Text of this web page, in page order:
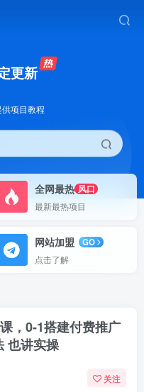
更新
项目教程
全网最热 风口
最新最热项目
网站加盟
GO
点击了解
，0-1搭建付费推广
也讲实操
关注